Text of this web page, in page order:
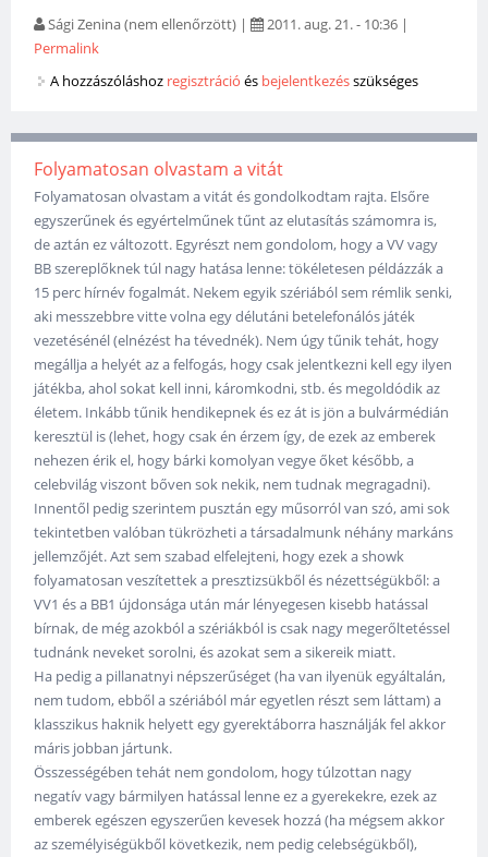
Sági Zenina (nem ellenőrzött) | 2011. aug. 21. - 10:36 |
Permalink
A hozzászóláshoz regisztráció és bejelentkezésszükséges
Folyamatosan olvastam a vitát
Folyamatosan olvastam a vitát és gondolkodtam rajta. Elsőre
egyszerűnek és egyértelműnek tűnt az elutasítás számomra is,
de aztán ez változott. Egyrészt nem gondolom, hogy a VV vagy
BB szereplőknek túl nagy hatása lenne: tökéletesen példázzák a
15 perc hírnév fogalmát. Nekem egyik szériából sem rémlik senki,
aki messzebbre vitte volna egy délutáni betelefonálós játék
vezetésénél (elnézést ha tévednék). Nem úgy tűnik tehát, hogy
megállja a helyét az a felfogás, hogy csak jelentkezni kell egy ilyen
játékba, ahol sokat kell inni, káromkodni, stb. és megoldódik az
életem. Inkább tűnik hendikepnek és ez át is jön a bulvármédián
keresztül is (lehet, hogy csak én érzem így, de ezek az emberek
nehezen érik el, hogy bárki komolyan vegye őket később, a
celebvilág viszont bőven sok nekik, nem tudnak megragadni).
Innentől pedig szerintem pusztán egy műsorról van szó, ami sok
tekintetben valóban tükrözheti a társadalmunk néhány markáns
jellemzőjét. Azt sem szabad elfelejteni, hogy ezek a showk
folyamatosan veszítettek a presztizsükből és nézettségükből: a
VV1 és a BB1 újdonsága után már lényegesen kisebb hatással
bírnak, de még azokból a szériákból is csak nagy megerőltetéssel
tudnánk neveket sorolni, és azokat sem a sikereik miatt.
Ha pedig a pillanatnyi népszerűséget (ha van ilyenük egyáltalán,
nem tudom, ebből a szériából már egyetlen részt sem láttam) a
klasszikus haknik helyett egy gyerektáborra használják fel akkor
máris jobban jártunk.
Összességében tehát nem gondolom, hogy túlzottan nagy
negatív vagy bármilyen hatással lenne ez a gyerekekre, ezek az
emberek egészen egyszerűen kevesek hozzá (ha mégsem akkor
az személyiségükből következik, nem pedig celebségükből),